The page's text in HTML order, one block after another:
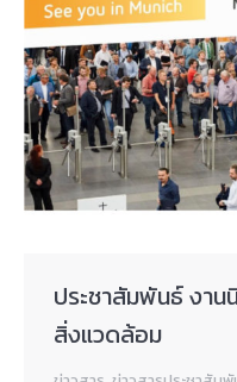
ประชาสัมพันธ์ งาน
สิ่งแวดล้อม